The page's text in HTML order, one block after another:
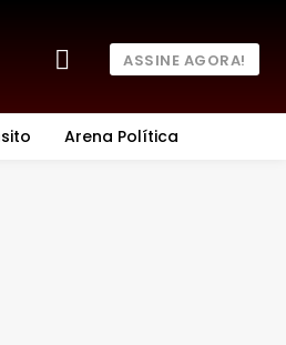
ASSINE AGORA!
Arena Política